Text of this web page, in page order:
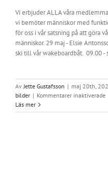
Vi erbjuder ALLA våra
vi bemöter människor med
för oss i vår satsning på att göra
människor. 29 maj - Elsie
ski till vår wakeboardbåt. 09.00 -
AvJette Gustafsson | maj 20th,
bilder | Kommentarer inaktiveradeför
Läs mer